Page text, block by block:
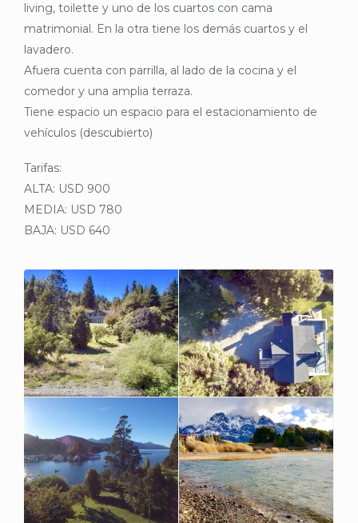
living, toilette y uno de los cuartos con cama
matrimonial. En la otra tiene los demás cuartos y el
lavadero.
Afuera cuenta con parrilla, al lado de la cocina y el
comedor y una amplia terraza.
Tiene espacio un espacio para el estacionamiento de
vehículos (descubierto)
Tarifas:
ALTA: USD 900
MEDIA: USD 780
BAJA: USD 640